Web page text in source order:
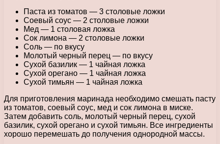
Паста из томатов — 3 столовые ложки
Соевый соус — 2 столовые ложки
Мед — 1 столовая ложка
Сок лимона — 2 столовые ложки
Соль — по вкусу
Молотый черный перец — по вкусу
Сухой базилик — 1 чайная ложка
Сухой орегано — 1 чайная ложка
Сухой тимьян — 1 чайная ложка
Для приготовления маринада необходимо смешать пасту
из томатов, соевый соус, мед и сок лимона в миске.
Затем добавить соль, молотый черный перец, сухой
базилик, сухой орегано и сухой тимьян. Все ингредиенты
хорошо перемешать до получения однородной массы.